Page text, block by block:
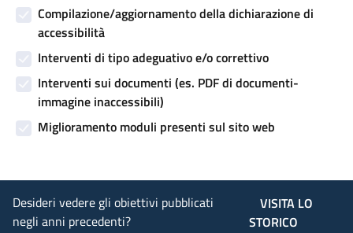
Compilazione/aggiornamento della dichiarazione di
accessibilità
Interventi di tipo adeguativo e/o correttivo
Interventi sui documenti (es. PDF di documenti-
immagine inaccessibili)
Miglioramento moduli presenti sul sito web
Desideri vedere gli obiettivi pubblicati
negli anni precedenti?
VISITA LO
STORICO